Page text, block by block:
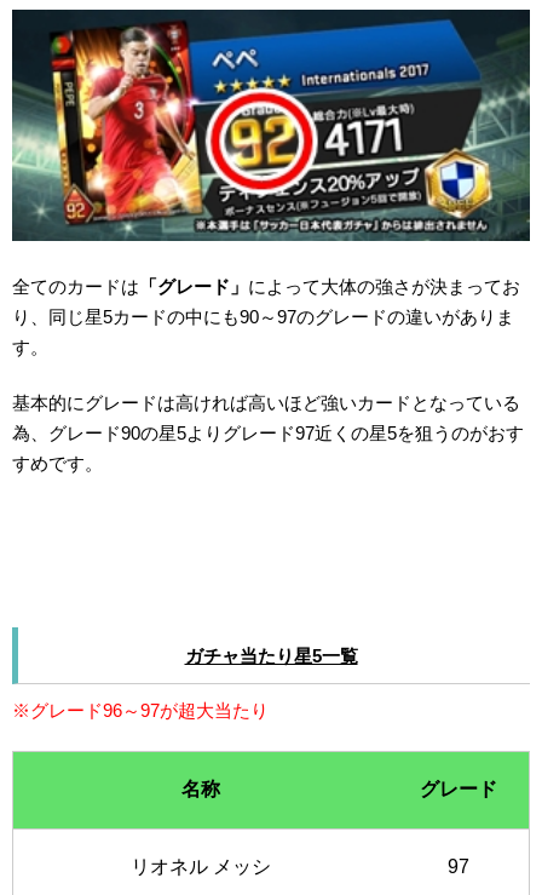
全てのカードは 「グレード」 によって大体の強さが決まってお
り、同じ星5カードの中にも90～97のグレードの違いがありま
す。
基本的にグレードは高ければ高いほど強いカードとなっている
為、グレード90の星5よりグレード97近くの星5を狙うのがおす
すめです。
ガチャ当たり星5一覧
※グレード96～97が超大当たり
名称 グレード
リオネル メッシ 97